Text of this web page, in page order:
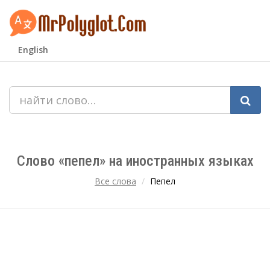
English
Слово «пепел» на иностранных языках
Все слова Пепел